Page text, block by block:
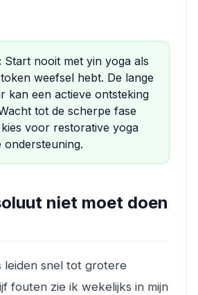
Start nooit met yin yoga als
weefsel hebt. De lange
kan een actieve ontsteking
tot de scherpe fase
voor restorative yoga
ondersteuning.
niet moet doen
leiden snel tot grotere
fouten zie ik wekelijks in mijn